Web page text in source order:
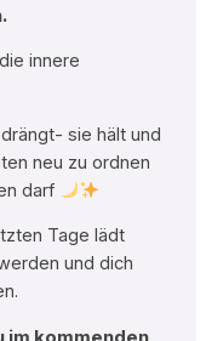
innere
sie hält und
neu zu ordnen
darf
Tage lädt
und dich